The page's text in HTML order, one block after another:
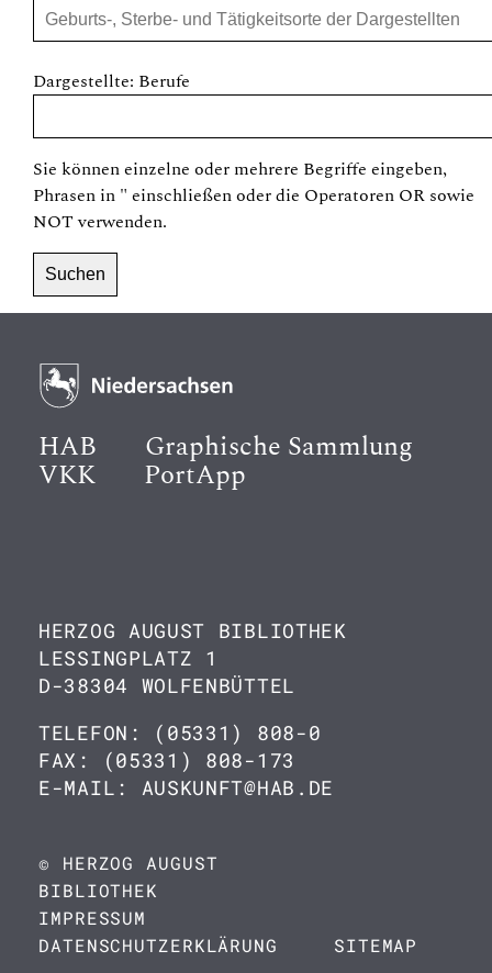
Dargestellte: Berufe
Sie können einzelne oder mehrere Begriffe eingeben,
Phrasen in " einschließen oder die Operatoren OR sowie
NOTverwenden.
HAB Graphische Sammlung
VKK PortApp
HERZOG AUGUST BIBLIOTHEK
LESSINGPLATZ 1
D-38304 WOLFENBÜTTEL
TELEFON: (05331) 808-0
FAX: (05331) 808-173
E-MAIL: AUSKUNFT@HAB.DE
© HERZOG AUGUST
BIBLIOTHEK
IMPRESSUM
DATENSCHUTZERKLÄRUNG
SITEMAP